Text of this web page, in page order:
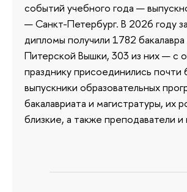
событий учебного года —
— Санкт-Петербург. В 2026 году
дипломы получили 1782 бакалавра
Питерской Вышки, 303 из них — с
празднику присоединились почти
выпускники образовательных
бакалавриата и магистратуры, их
близкие, а также преподаватели и